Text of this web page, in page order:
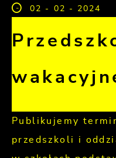
02 - 02 - 2024
Publikujemy
przedszkoli i